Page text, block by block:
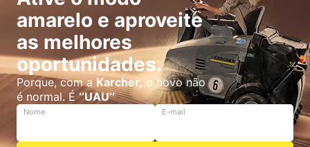
amarelo e aproveite
as melhores
oportunidades.
Porque, com aKarcher, o novo não
é normal. É‘’UAU’’
Nome E-mail